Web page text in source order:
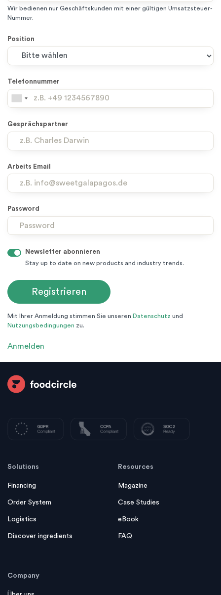
Wir bedienen nur Geschäftskunden mit einer gültigen Umsatzsteuer-
Nummer.
Position
Telefonnummer
Gesprächspartner
Arbeits Email
Password
Newsletter abonnieren
Stay up to date on new products and industry trends.
Mit Ihrer Anmeldung stimmen Sie unseren Datenschutz und
Nutzungsbedingungen zu.
Anmelden
Solutions
Financing
Order System
Logistics
Discover ingredients
Resources
Magazine
Case Studies
eBook
FAQ
Company